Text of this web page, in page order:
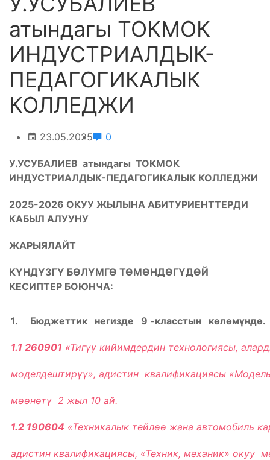
атындагы ТОКМОК
ИНДУСТРИАЛДЫК-
ПЕДАГОГИКАЛЫК
КОЛЛЕДЖИ
23.05.2025 0
У.УСУБАЛИЕВ атындагы ТОКМОК
ИНДУСТРИАЛДЫК-ПЕДАГОГИКАЛЫК КОЛЛЕДЖИ
2025-2026 ОКУУ ЖЫЛЫНА АБИТУРИЕНТТЕРДИ
КАБЫЛ АЛУУНУ
ЖАРЫЯЛАЙТ
КΥНДΥЗГΥ БѲЛΥМГѲ ТѲМѲНДѲГΥДѲЙ
КЕСИПТЕР БОЮНЧА:
1. Бюджеттик негизде 9 -класстын кѳлѳмүндѳ.
1.1 260901 «Тигүү кийимдердин технологиясы,
моделдештирүү», адистин квалификациясы
мѳѳнѳтү 2 жыл 10 ай.
1.2 190604 «Техникалык тейлѳѳ жана автомобиль
адистин квалификациясы, «Техник, механик» окуу